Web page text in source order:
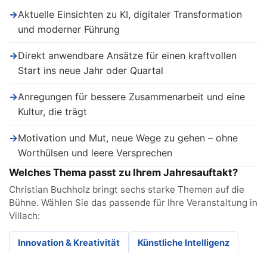
→Aktuelle Einsichten zu KI, digitaler Transformation
und moderner Führung
→Direkt anwendbare Ansätze für einen kraftvollen
Start ins neue Jahr oder Quartal
→Anregungen für bessere Zusammenarbeit und eine
Kultur, die trägt
→Motivation und Mut, neue Wege zu gehen – ohne
Worthülsen und leere Versprechen
Welches Thema passt zu Ihrem Jahresauftakt?
Christian Buchholz bringt sechs starke Themen auf die
Bühne. Wählen Sie das passende für Ihre Veranstaltung in
Villach:
Innovation & Kreativität Künstliche Intelligenz